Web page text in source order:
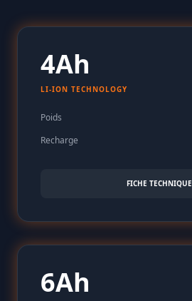
4Ah
LI-ION TECHNOLOGY
Poids
Recharge
FICHE TECHNIQUE
6Ah